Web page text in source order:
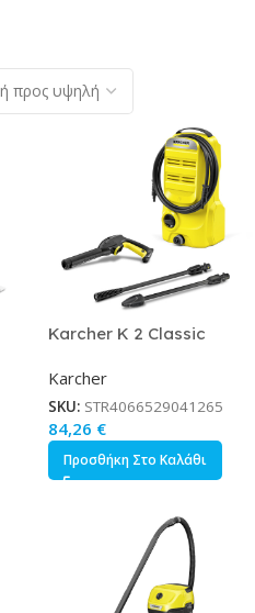
Karcher K 2 Classic
με Πίεση 110bar Κωδικός
1.673-570.0
Karcher
SKU: STR4066529041265
84,26 €
Προσθήκη Στο Καλάθι